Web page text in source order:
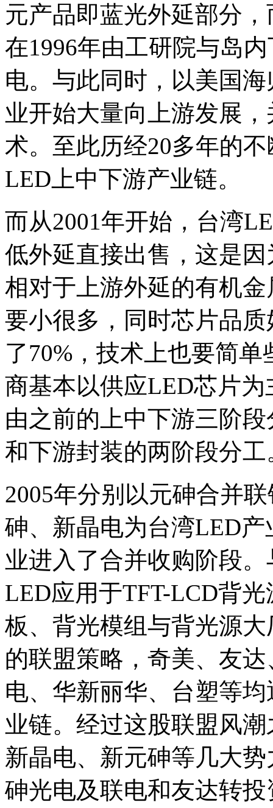
元产品即蓝光外延部分
在1996年由工研院与岛
电。与此同时，以美国
业开始大量向上游发展
术。至此历经20多年的
LED上中下游产业链。
而从2001年开始，台湾
低外延直接出售，这是
相对于上游外延的有机
要小很多，同时芯片品
了70%，技术上也要简
商基本以供应LED芯片
由之前的上中下游三阶
和下游封装的两阶段分工
2005年分别以元砷合并
砷、新晶电为台湾LED
业进入了合并收购阶段
LED应用于TFT-LCD背
板、背光模组与背光源
的联盟策略，奇美、友
电、华新丽华、台塑等
业链。经过这股联盟风
新晶电、新元砷等几大
砷光电及联电和友达转